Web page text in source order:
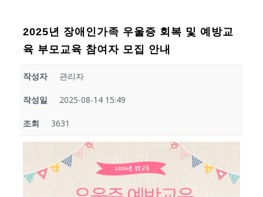
2025년 장애인가족 우울증 회복 및 예방교
육 부모교육 참여자 모집 안내
작성자 관리자
작성일 2025-08-14 15:49
조회 3631